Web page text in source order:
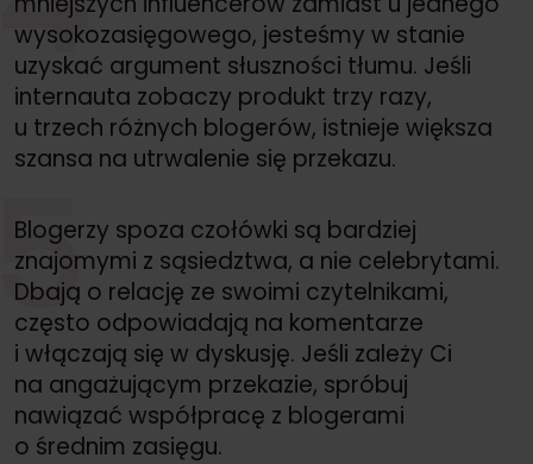
wysokozasięgowego, jesteśmy w stanie
uzyskać argument słuszności tłumu. Jeśli
internauta zobaczy produkt trzy razy,
u trzech różnych blogerów, istnieje większa
szansa na utrwalenie się przekazu.
Blogerzy spoza czołówki są bardziej
znajomymi z sąsiedztwa, a nie celebrytami.
Dbają o relację ze swoimi czytelnikami,
często odpowiadają na komentarze
i włączają się w dyskusję. Jeśli zależy Ci
na angażującym przekazie, spróbuj
nawiązać współpracę z blogerami
o średnim zasięgu.